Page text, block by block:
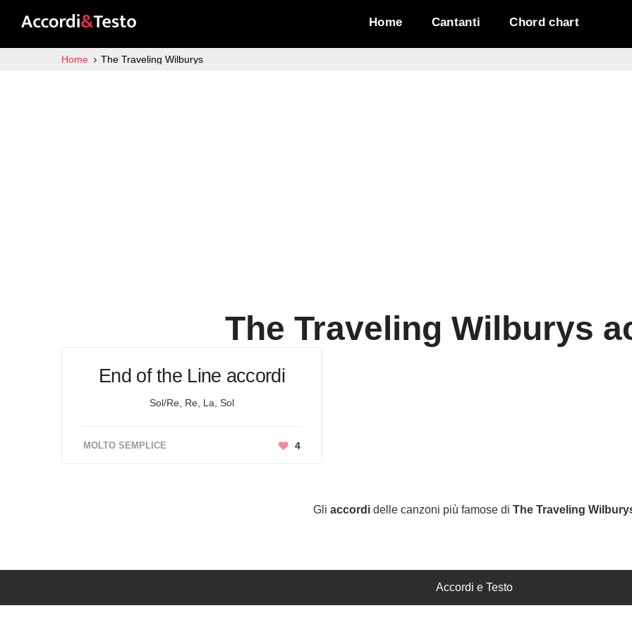
Home Cantanti Chord chart
Home The Traveling Wilburys
The Traveling Wilburys
End of the Line accordi
Sol/Re, Re, La, Sol
MOLTO SEMPLICE 4
Gli accordidelle canzoni più famose di The Traveling
Accordi e Testo